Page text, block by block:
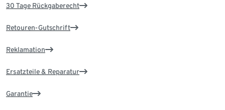
30 Tage Rückgaberecht
Retouren-Gutschrift
Reklamation
Ersatzteile & Reparatur
Garantie